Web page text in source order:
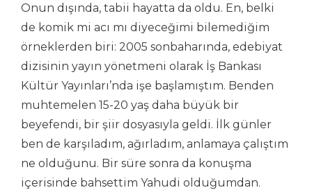
Onun dışında, tabii hayatta da oldu. En, belki
de komik mi acı mı diyeceğimi bilemediğim
örneklerden biri: 2005 sonbaharında, edebiyat
dizisinin yayın yönetmeni olarak İş Bankası
Kültür Yayınları’nda işe başlamıştım. Benden
muhtemelen 15-20 yaş daha büyük bir
beyefendi, bir şiir dosyasıyla geldi. İlk günler
ben de karşıladım, ağırladım, anlamaya çalıştım
ne olduğunu. Bir süre sonra da konuşma
içerisinde bahsettim Yahudi olduğumdan.